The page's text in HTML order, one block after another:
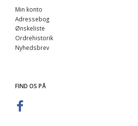
Min konto
Adressebog
Ønskeliste
Ordrehistorik
Nyhedsbrev
FIND OS PÅ